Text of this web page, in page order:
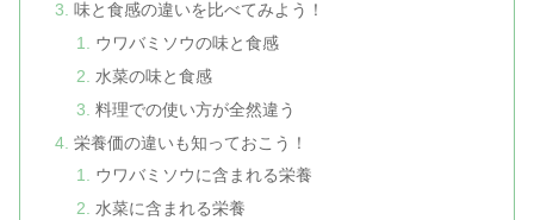
味と食感の違いを比べてみよう！
ウワバミソウの味と食感
水菜の味と食感
料理での使い方が全然違う
栄養価の違いも知っておこう！
ウワバミソウに含まれる栄養
水菜に含まれる栄養